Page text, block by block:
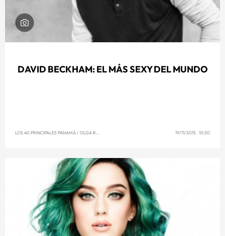
DAVID BECKHAM: EL MÁS SEXY DEL MUNDO
LOS 40 PRINCIPALES PANAMÁ/ OLGA REYNA 19/11/2015 10:30